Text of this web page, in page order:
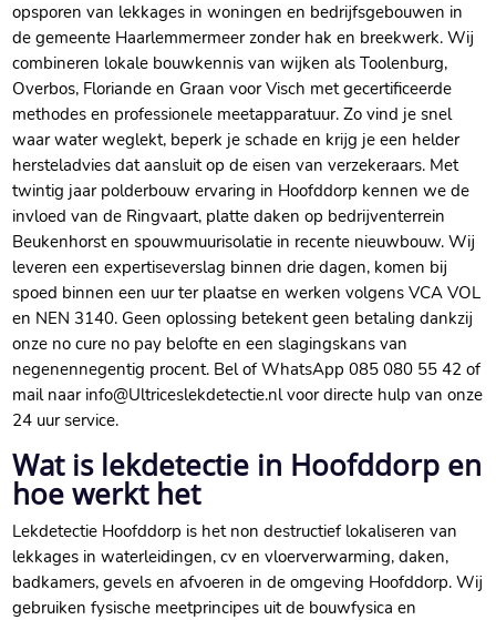
opsporen van lekkages in woningen en bedrijfsgebouwen in
de gemeente Haarlemmermeer zonder hak en breekwerk.​ Wij
combineren lokale bouwkennis van wijken als Toolenburg,
Overbos, Floriande en Graan voor Visch met gecertificeerde
methodes en professionele meetapparatuur.​ Zo vind je snel
waar water weglekt, beperk je schade en krijg je een helder
hersteladvies dat aansluit op de eisen van verzekeraars.​ Met
twintig jaar polderbouw ervaring in Hoofddorp kennen we de
invloed van de Ringvaart, platte daken op bedrijventerrein
Beukenhorst en spouwmuurisolatie in recente nieuwbouw.​ Wij
leveren een expertiseverslag binnen drie dagen, komen bij
spoed binnen een uur ter plaatse en werken volgens VCA VOL
en NEN 3140.​ Geen oplossing betekent geen betaling dankzij
onze no cure no pay belofte en een slagingskans van
negenennegentig procent.​ Bel of WhatsApp 085 080 55 42 of
mail naar info@Ultriceslekdetectie.​nl voor directe hulp van onze
24 uur service.​
Wat is lekdetectie in Hoofddorp en
hoe werkt het
Lekdetectie Hoofddorp is het non destructief lokaliseren van
lekkages in waterleidingen, cv en vloerverwarming, daken,
badkamers, gevels en afvoeren in de omgeving Hoofddorp.​ Wij
gebruiken fysische meetprincipes uit de bouwfysica en